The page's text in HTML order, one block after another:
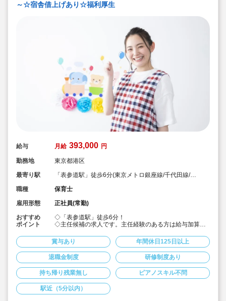
～☆宿舎借上げあり☆福利厚生
給与 月給 393,000 円
勤務地
東京都港区
最寄り駅
「表参道駅」徒歩6分(東京メトロ銀座線/千代田線/半
職種
保育士
雇用形態
正社員(常勤)
おすすめ
ポイント
◇「表参道駅」徒歩6分！
◇主任候補の求人です。主任経験のある方は給与加算あ
◇2026年度エリア採用。「椎名町」「ののあおやま」
「梅屋敷」「マチノマ大森」のいずれかへ配属！※希望
園がある方もまずはご相談ください♪
◇月給393,000円～/昇給・賞与あり！
◇借上社宅制度利用可！(自己負担1万円～)
◇年間休日125日！しっかりお休みを取りながら、プラ
イベートと両立して働けます◎
◇誕生日休暇・夏季休暇・結婚休暇など、休暇制度が充
実しています。
賞与あり 年間休日125日以上
退職金制度 研修制度あり
持ち帰り残業無し ピアノスキル不問
駅近（5分以内）